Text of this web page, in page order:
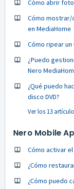
Cómo abrir
Cómo mostrar/
en MediaHome
Cómo ripear un
¿Puedo
Nero
¿Qué puedo
disco DVD?
Ver los 13
Nero Mobile
Cómo activar
¿Cómo
¿Cómo puedo